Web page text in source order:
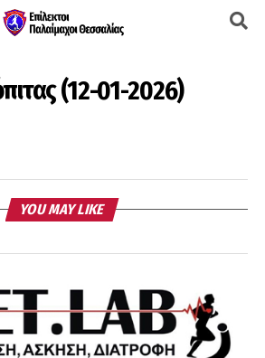
(12-01-2026)
YOU MAY LIKE